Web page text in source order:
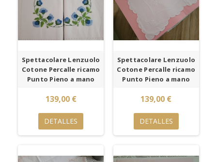
Spettacolare Lenzuolo
Cotone Percalle ricamo
Punto Pieno a mano
139,00 €
DETALLES
Spettacolare Lenzuolo
Cotone Percalle ricamo
Punto Pieno a mano
139,00 €
DETALLES